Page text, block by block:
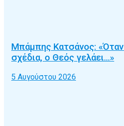
Μπάμπης Κατσάνος:
σχέδια, ο Θεός γελάει…»
5 Αυγούστου 2026